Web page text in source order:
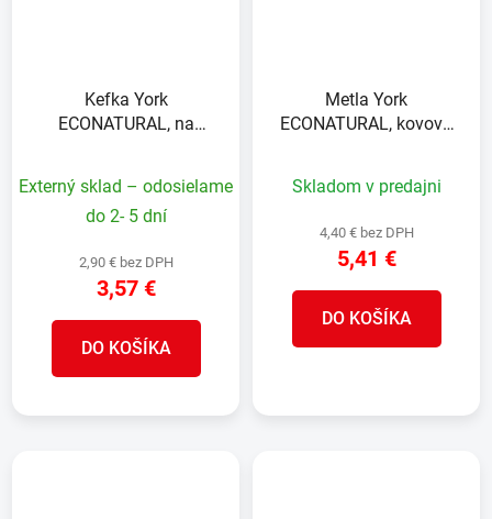
Kefka York
ECONATURAL, na
5x22x7 cm
Externý sklad – odosielame
do 2- 5 dní
2,90 € bez DPH
3,57 €
DO KOŠÍKA
Metla York
ECONATURAL, kovová
Skladom v predajni
4,40 € bez DPH
5,41 €
DO KOŠÍKA